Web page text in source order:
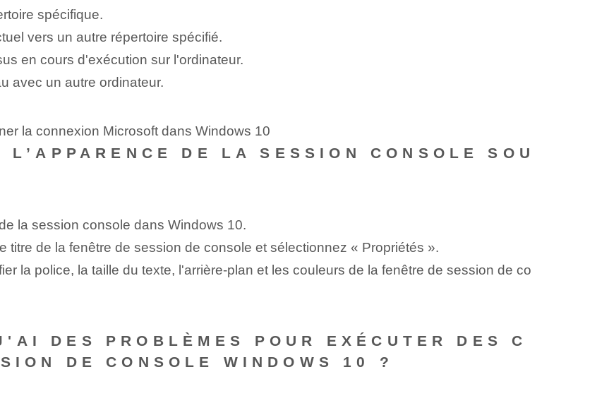
spécifique.
vers un autre répertoire spécifié.
en cours d'exécution sur l'ordinateur.
avec un autre ‌ordinateur.
la connexion Microsoft dans Windows 10
DE LA SESSION CONSOLE SOU
la session console dans Windows​ 10.
titre de la fenêtre de session de console et sélectionnez « Propriétés ».
la police, la taille du texte, l'arrière-plan et les couleurs de la fenêtre de session de co
DES PROBLÈMES POUR EXÉCUTER DES C
DE CONSOLE WINDOWS 10 ?